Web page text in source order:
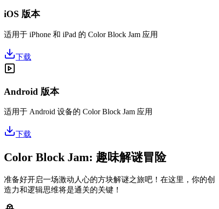
iOS 版本
适用于 iPhone 和 iPad 的 Color Block Jam 应用
下载
Android 版本
适用于 Android 设备的 Color Block Jam 应用
下载
Color Block Jam: 趣味解谜冒险
准备好开启一场激动人心的方块解谜之旅吧！在这里，你的创
造力和逻辑思维将是通关的关键！